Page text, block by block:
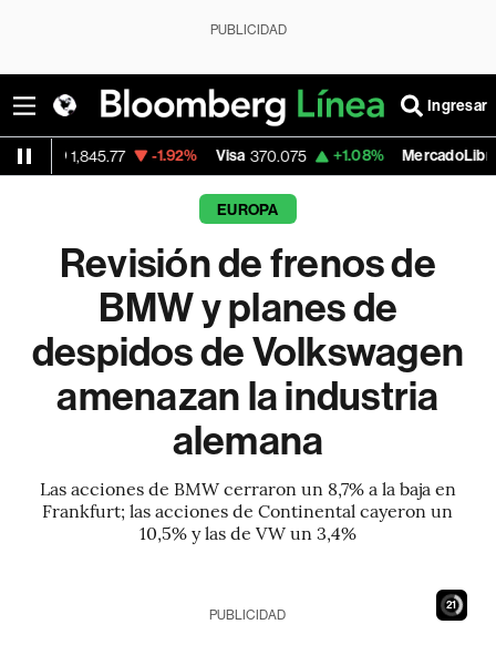
PUBLICIDAD
Ingresar
-1.92% Visa 370.075 +1.08% MercadoLibre 1,922.85
EUROPA
Revisión de frenos de
BMW y planes de
despidos de Volkswagen
amenazan la industria
alemana
Las acciones de BMW cerraron un 8,7% a la baja en
Frankfurt; las acciones de Continental cayeron un
10,5% y las de VW un 3,4%
19
PUBLICIDAD